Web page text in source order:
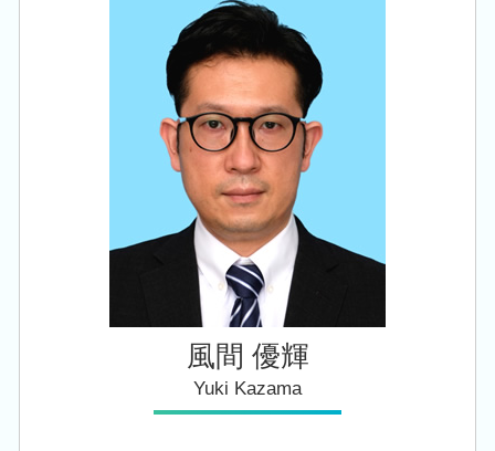
税務署 調査 法人
クラウド会計 導入
相続税申告 控除
事業承継税制 優遇
創業支援 税理士 相談 江南区
創業支援 税理士 相談 五泉市
税務顧問 税理士 相談 江南区
税務顧問 税理士 相談 亀田駅
創業支援 税理士 相談 新潟市北区
相続 税理士 相談 胎内市
会社設立 税理士 相談 胎内市
創業支援 税理士 相談 新発田市
風間 優輝
Yuki Kazama